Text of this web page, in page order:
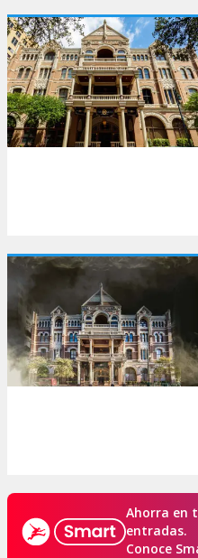
Ahorra en
entradas.
Conoce